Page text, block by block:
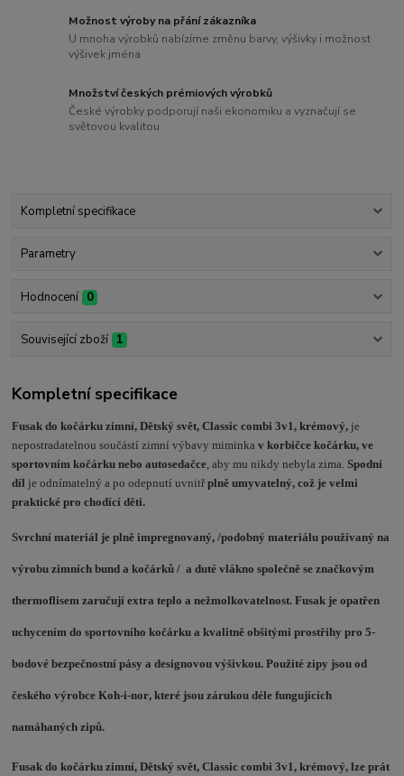
Možnost výroby na přání zákazníka
U mnoha výrobků nabízíme změnu barvy, výšivky i možnost
výšivek jména
Množství českých prémiových výrobků
České výrobky podporují naši ekonomiku a vyznačují se
světovou kvalitou
Kompletní specifikace
Parametry
Hodnocení 0
Související zboží 1
Kompletní specifikace
Fusak do kočárku zimní, Dětský svět, Classic combi 3v1, krémový, je
nepostradatelnou součástí zimní výbavy miminka v korbičce kočárku, ve
sportovním kočárku nebo autosedačce, aby mu nikdy nebyla zima.Spodní
díl je odnímatelný a po odepnutí uvnitřplně umyvatelný, což je velmi
praktické pro chodící děti.
Svrchní materiál je plně impregnovaný, /podobný materiálu používaný na
výrobu zimních bund a kočárků / a duté vlákno společně se značkovým
thermoflisem zaručujíextra teplo a nežmolkovatelnost. Fusak je opatřen
uchycením do sportovního kočárku a kvalitně obšitýmiprostřihy pro 5-
bodové bezpečnostní pásy a designovou výšivkou. Použitézipy jsouod
českého výrobce Koh-i-nor, které jsou zárukou déle fungujících
namáhaných zipů.
Fusak do kočárku zimní, Dětský svět, Classic combi 3v1, krémový, lze prát